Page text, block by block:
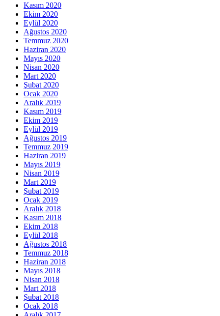
Kasım 2020
Ekim 2020
Eylül 2020
Ağustos 2020
Temmuz 2020
Haziran 2020
Mayıs 2020
Nisan 2020
Mart 2020
Şubat 2020
Ocak 2020
Aralık 2019
Kasım 2019
Ekim 2019
Eylül 2019
Ağustos 2019
Temmuz 2019
Haziran 2019
Mayıs 2019
Nisan 2019
Mart 2019
Şubat 2019
Ocak 2019
Aralık 2018
Kasım 2018
Ekim 2018
Eylül 2018
Ağustos 2018
Temmuz 2018
Haziran 2018
Mayıs 2018
Nisan 2018
Mart 2018
Şubat 2018
Ocak 2018